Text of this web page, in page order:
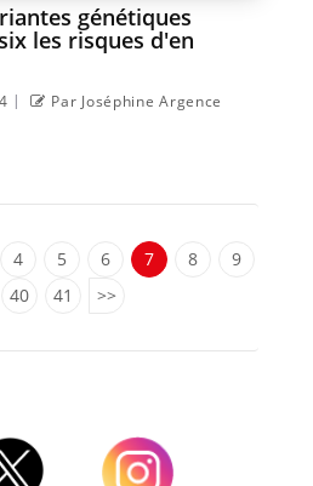
génétiques
les risques d'en
| Par Joséphine Argence
4 5 6 7 8
9
40 41 >>